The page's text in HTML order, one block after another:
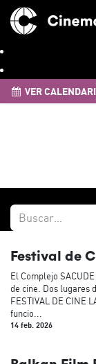
VER
Festival de
El Complejo
de cine. Dos lugares
FESTIVAL DE CINE
funcio...
14 feb. 2026